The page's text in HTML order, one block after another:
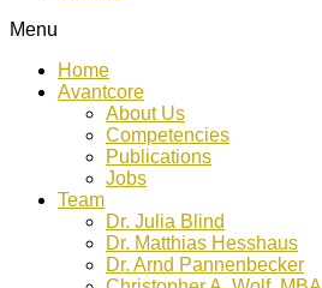
Menu
Home
Avantcore
About Us
Competencies
Publications
Jobs
Team
Dr. Julia Blind
Dr. Matthias Hesshaus
Dr. Arnd Pannenbecker